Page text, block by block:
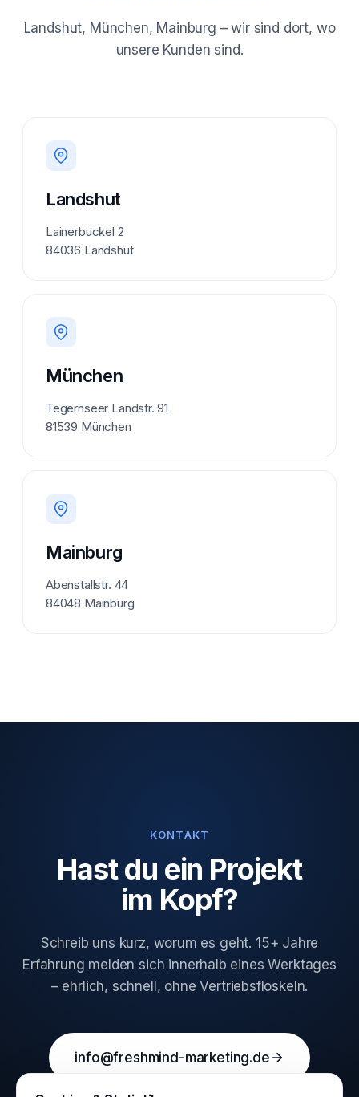
Landshut, München, Mainburg – wir sind dort, wo
unsere Kunden sind.
Landshut
Lainerbuckel 2
84036 Landshut
München
Tegernseer Landstr. 91
81539 München
Mainburg
Abenstallstr. 44
84048 Mainburg
KONTAKT
Hast du ein Projekt
im Kopf?
Schreib uns kurz, worum es geht. 15+ Jahre
Erfahrung melden sich innerhalb eines Werktages
– ehrlich, schnell, ohne Vertriebsfloskeln.
info@freshmind-marketing.de